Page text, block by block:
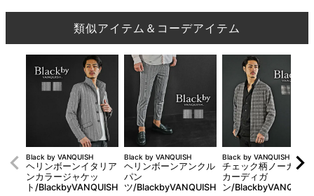
類似アイテム＆コーデアイテム
Black by VANQUISH
ヘリンボーンイタリア
ンカラージャケッ
ト/BlackbyVANQUISH
Black by VANQUISH
ヘリンボーンアンクル
パン
ツ/BlackbyVANQUISH
Black by VANQUISH
チェック柄ノーカラー
カーディガ
ン/BlackbyVANQUISH